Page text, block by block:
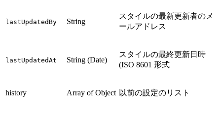
lastUpdatedBy String
スタイルの最新更新者のメ
ールアドレス
lastUpdatedAt String (Date)
スタイルの最終更新日時
(ISO 8601 形式
history Array of Object 以前の設定のリスト